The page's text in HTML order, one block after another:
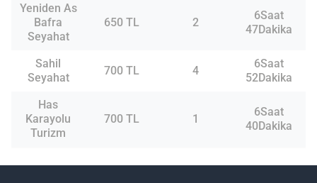
Yeniden As
Bafra
Seyahat
650 TL 2
6Saat
47Dakika
Sahil
Seyahat
700 TL 4
6Saat
52Dakika
Has
Karayolu
Turizm
700 TL 1
6Saat
40Dakika